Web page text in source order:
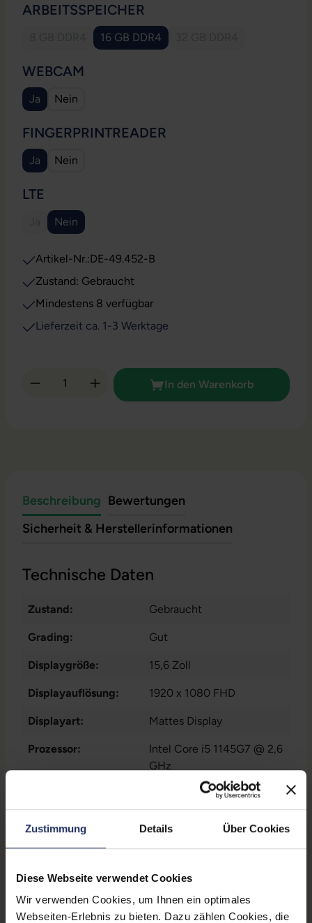
Zustimmung Details Über Cookies
Diese Webseite verwendet Cookies
Wir verwenden Cookies, um Ihnen ein optimales
Webseiten-Erlebnis zu bieten. Dazu zählen Cookies, die
ARBEITSSPEICHER
(Diese Option ist zurzeit nicht verfügbar.)
16 GB DDR4
WEBCAM
Ja Nein
FINGERPRINTREADER
Ja Nein
LTE
(Diese Option ist zurzeit nicht verfügbar.)
Nein
Artikel-Nr.:DE-49.452-B
Zustand: Gebraucht
Mindestens 8 verfügbar
Lieferzeit ca. 1-3 Werktage
Produkt Anzahl: Gib den gewünschten
In den Warenkorb
Beschreibung Bewertungen
Sicherheit & Herstellerinformationen
Technische Daten
Zustand: Gebraucht
Grading: Gut
Displaygröße: 15,6 Zoll
Displayauflösung: 1920 x 1080 FHD
Displayart: Mattes Display
Prozessor:
Intel Core i5 1145G7 @ 2,6
GHz
Prozessorkerne:
Datenspeicher: 250 GB SSD
Arbeitsspeicher: 16 GB DDR4
Webcam: Ja